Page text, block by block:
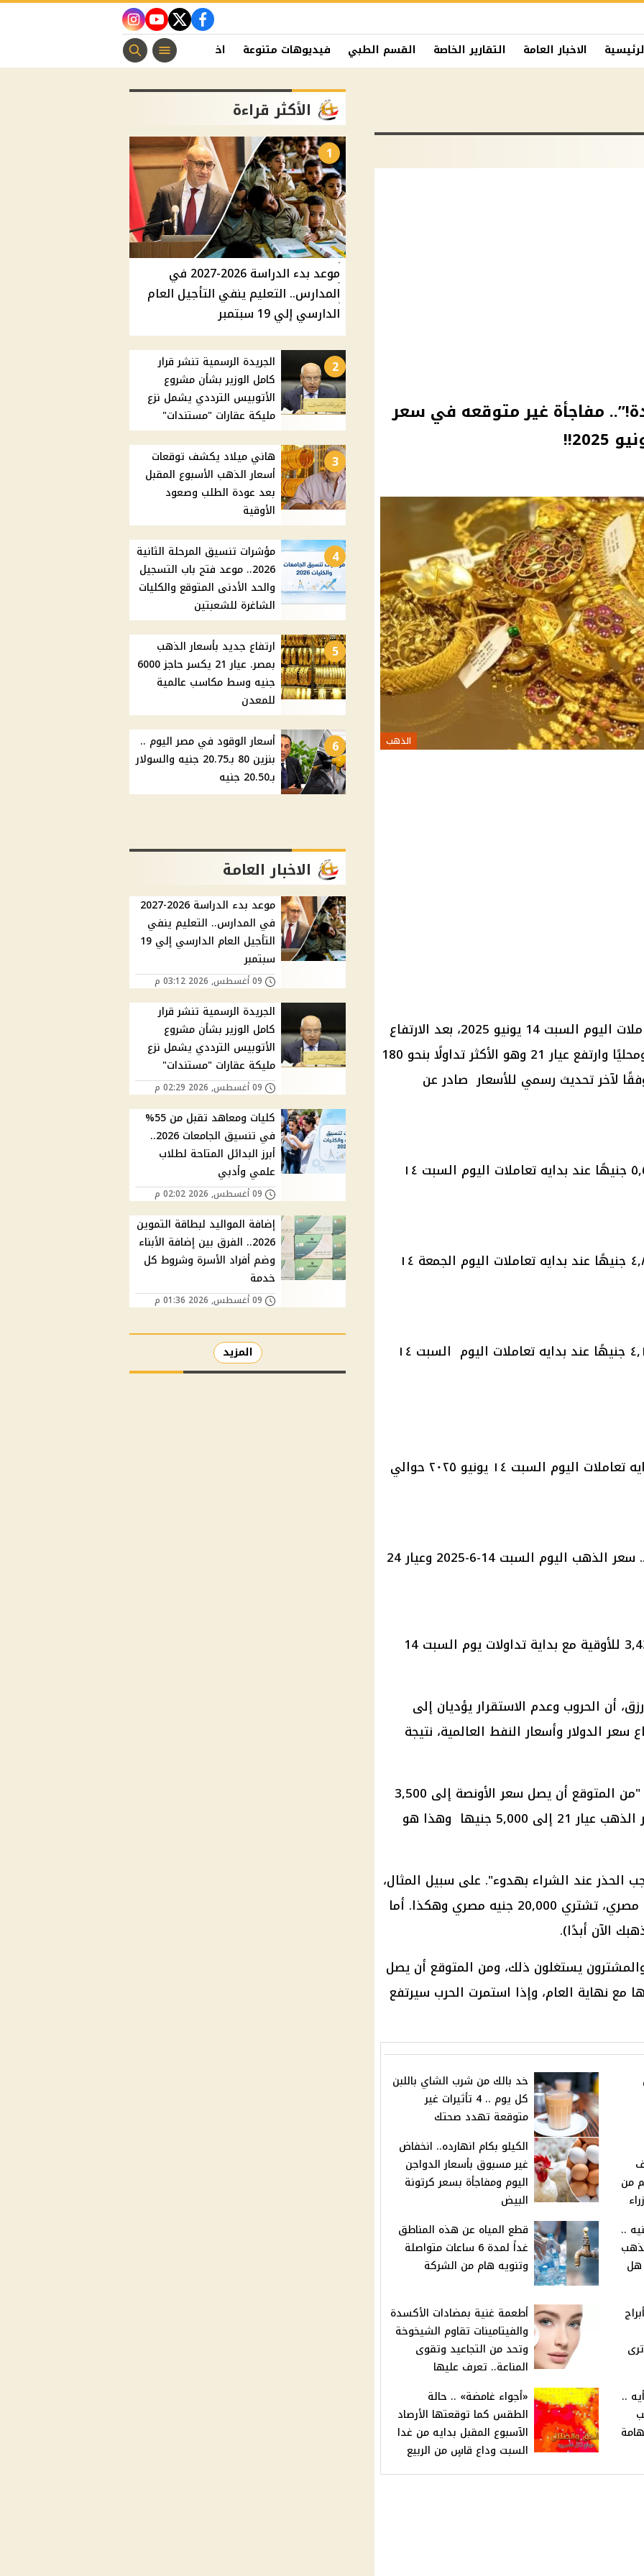
facebook
twitter
youtube
instagram
الاخبار العامة التقارير الخاصة القسم الطبي فيديوهات متنوعة اخبار الفن منوعات مسيحية
مفاجأة غير متوقعه في سعر
الذهب
استقرت أسعار الذهب مع بدايه تعاملات اليوم السبت 14 يونيو 2025، بعد الارتفاع
الملحوظ الذي سُجل أمس، عالميًا ومحليًا وارتفع عيار 21 وهو الأكثر تداولًا بنحو 180
لآخر تحديث رسمي للأسعار صادر عن
بلغ سعر الذهب عيار ٢٤ حوالي ٥,٥٤٢ جنيهًا عند بدايه تعاملات اليوم السبت ١٤
بلغ سعر الذهب عيار ٢١ حوالي ٤,٨٥٠ جنيهًا عند بدايه تعاملات اليوم الجمعة ١٤
بلغ سعر الذهب عيار ١٨ حوالي ٤,١٥٧ جنيهًا عند بدايه تعاملات اليوم السبت ١٤
بلغ سعر سعر الجنيه الذهب عند بدايه تعاملات اليوم السبت ١٤ يونيو ٢٠٢٥ حوالي
بلغ سعر الذهب العالمي حوالي 3,438 للأوقية مع بداية تداولات يوم السبت 14
أن الحروب وعدم الاستقرار يؤديان إلى
الدولار وأسعار النفط العالمية، نتيجة
وأضاف رزق في تصريحات خاصه أنه "من المتوقع أن يصل سعر الأونصة إلى 3,500
دولار، وفي هذه الحالة سيصل سعر الذهب عيار 21 إلى 5,000 جنيها وهذا هو
الحذر عند الشراء بهدوء". على سبيل المثال،
كلما انخفض سعر الذهب 100 جنيه مصري، تشتري 20,000 جنيه مصري وهكذا. أما
الآن أبدًا).
يستغلون ذلك، ومن المتوقع أن يصل
عيار 21 إلى 5500 جنيها مع نهاية العام، وإذا استمرت الحرب سيرتفع
خد بالك من شرب الشاي باللبن
كل يوم .. 4 تأثيرات غير
متوقعة تهدد صحتك
من
الكيلو بكام انهارده.. انخفاض
غير مسبوق بأسعار الدواجن
اليوم ومفاجأة بسعر كرتونة
البيض
ل 5000 جنيه ..
اليوم السبت 14 هل
قطع المياه عن هذه المناطق
غداً لمدة 6 ساعات متواصلة
وتنويه هام من الشركة
معاهم .. 3 أبراج
أطعمة غنية بمضادات الأكسدة
والفيتامينات تقاوم الشيخوخة
وتحد من التجاعيد وتقوى
المناعة.. تعرف عليها
..
«أجواء غامضة» .. حالة
الطقس كما توقعتها الأرصاد
الآسبوع المقبل بدايه من غدا
السبت وداع قاسٍ من الربيع
الأكثر قراءة
1
موعد بدء الدراسة 2026-2027 في
المدارس.. التعليم ينفي التأجيل العام
الدارسي إلي 19 سبتمبر
2
الجريدة الرسمية تنشر قرار
كامل الوزير بشأن مشروع
الأتوبيس الترددي يشمل نزع
مليكة عقارات "مستندات"
3
هاني ميلاد يكشف توقعات
أسعار الذهب الأسبوع المقبل
بعد عودة الطلب وصعود
الأوقية
4
مؤشرات تنسيق المرحلة الثانية
2026.. موعد فتح باب التسجيل
والحد الأدنى المتوقع والكليات
الشاغرة للشعبتين
5
ارتفاع جديد بأسعار الذهب
بمصر. عيار 21 يكسر حاجز 6000
جنيه وسط مكاسب عالمية
للمعدن
6
أسعار الوقود في مصر اليوم ..
بنزين 80 بـ20.75 جنيه والسولار
بـ20.50 جنيه
الاخبار العامة
موعد بدء الدراسة 2026-2027
في المدارس.. التعليم ينفي
التأجيل العام الدارسي إلي 19
سبتمبر
09 أغسطس, 2026 03:12 م
الجريدة الرسمية تنشر قرار
كامل الوزير بشأن مشروع
الأتوبيس الترددي يشمل نزع
مليكة عقارات "مستندات"
09 أغسطس, 2026 02:29 م
كليات ومعاهد تقبل من 55%
في تنسيق الجامعات 2026..
أبرز البدائل المتاحة لطلاب
علمي وأدبي
09 أغسطس, 2026 02:02 م
إضافة المواليد لبطاقة التموين
2026.. الفرق بين إضافة الأبناء
وضم أفراد الأسرة وشروط كل
خدمة
09 أغسطس, 2026 01:36 م
المزيد